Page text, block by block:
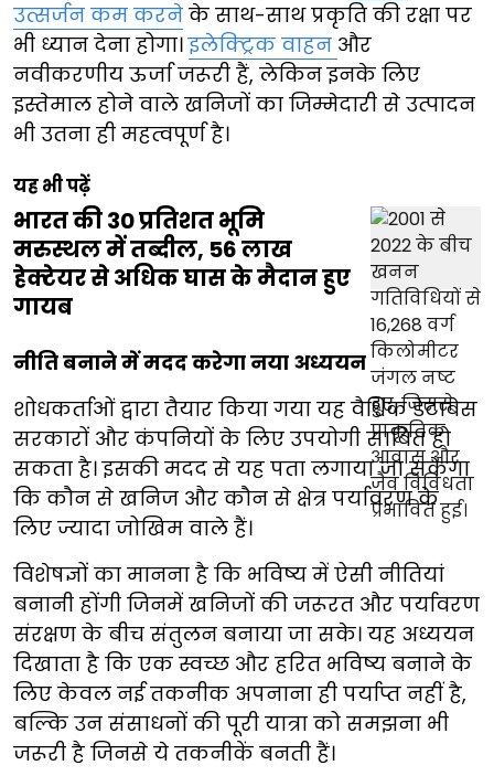
उत्सर्जन कम करने के साथ-साथ प्रकृति की रक्षा पर
भी ध्यान देना होगा।इलेक्ट्रिक वाहन और
नवीकरणीय ऊर्जा जरूरी हैं, लेकिन इनके लिए
इस्तेमाल होने वाले खनिजों का जिम्मेदारी से उत्पादन
भी उतना ही महत्वपूर्ण है।
यह भी पढ़ें
भारत की 30 प्रतिशत भूमि
मरुस्थल में तब्दील, 56 लाख
हेक्टेयर से अधिक घास के मैदान हुए
गायब
नीति बनाने में मदद करेगा नया अध्ययन
शोधकर्ताओं द्वारा तैयार किया गया यह वैश्विक डेटाबेस
सरकारों और कंपनियों के लिए उपयोगी साबित हो
सकता है। इसकी मदद से यह पता लगाया जा सकेगा
कि कौन से खनिज और कौन से क्षेत्र पर्यावरण के
लिए ज्यादा जोखिम वाले हैं।
विशेषज्ञों का मानना है कि भविष्य में ऐसी नीतियां
बनानी होंगी जिनमें खनिजों की जरूरत और पर्यावरण
संरक्षण के बीच संतुलन बनाया जा सके। यह अध्ययन
दिखाता है कि एक स्वच्छ और हरित भविष्य बनाने के
लिए केवल नई तकनीक अपनाना ही पर्याप्त नहीं है,
बल्कि उन संसाधनों की पूरी यात्रा को समझना भी
जरूरी है जिनसे ये तकनीकें बनती हैं।